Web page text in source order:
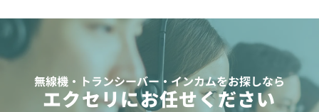
無線機・トランシーバー・インカムをお探しなら
エクセリにお任せください